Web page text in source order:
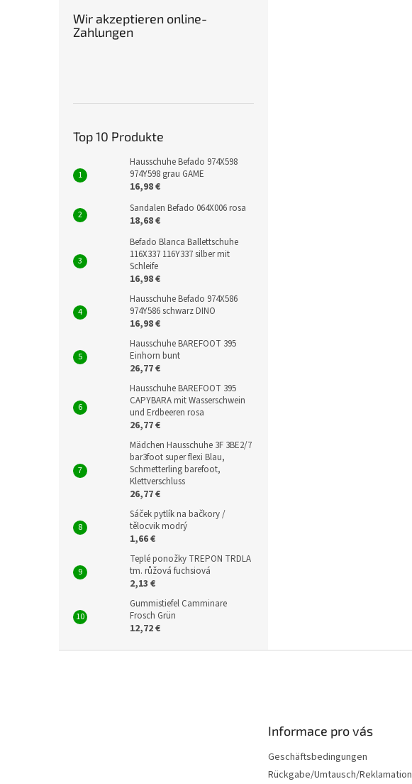
Wir akzeptieren online-
Zahlungen
Top 10 Produkte
Hausschuhe Befado 974X598
974Y598 grau GAME
16,98 €
Sandalen Befado 064X006 rosa
18,68 €
Befado Blanca Ballettschuhe
116X337 116Y337 silber mit
Schleife
16,98 €
Hausschuhe Befado 974X586
974Y586 schwarz DINO
16,98 €
Hausschuhe BAREFOOT 395
Einhorn bunt
26,77 €
Hausschuhe BAREFOOT 395
CAPYBARA mit Wasserschwein
und Erdbeeren rosa
26,77 €
Mädchen Hausschuhe 3F 3BE2/7
bar3foot super flexi Blau,
Schmetterling barefoot,
Klettverschluss
26,77 €
Sáček pytlík na bačkory /
tělocvik modrý
1,66 €
Teplé ponožky TREPON TRDLA
tm. růžová fuchsiová
2,13 €
Gummistiefel Camminare
Frosch Grün
12,72 €
Informace pro vás
Geschäftsbedingungen
Rückgabe/Umtausch/Reklamation